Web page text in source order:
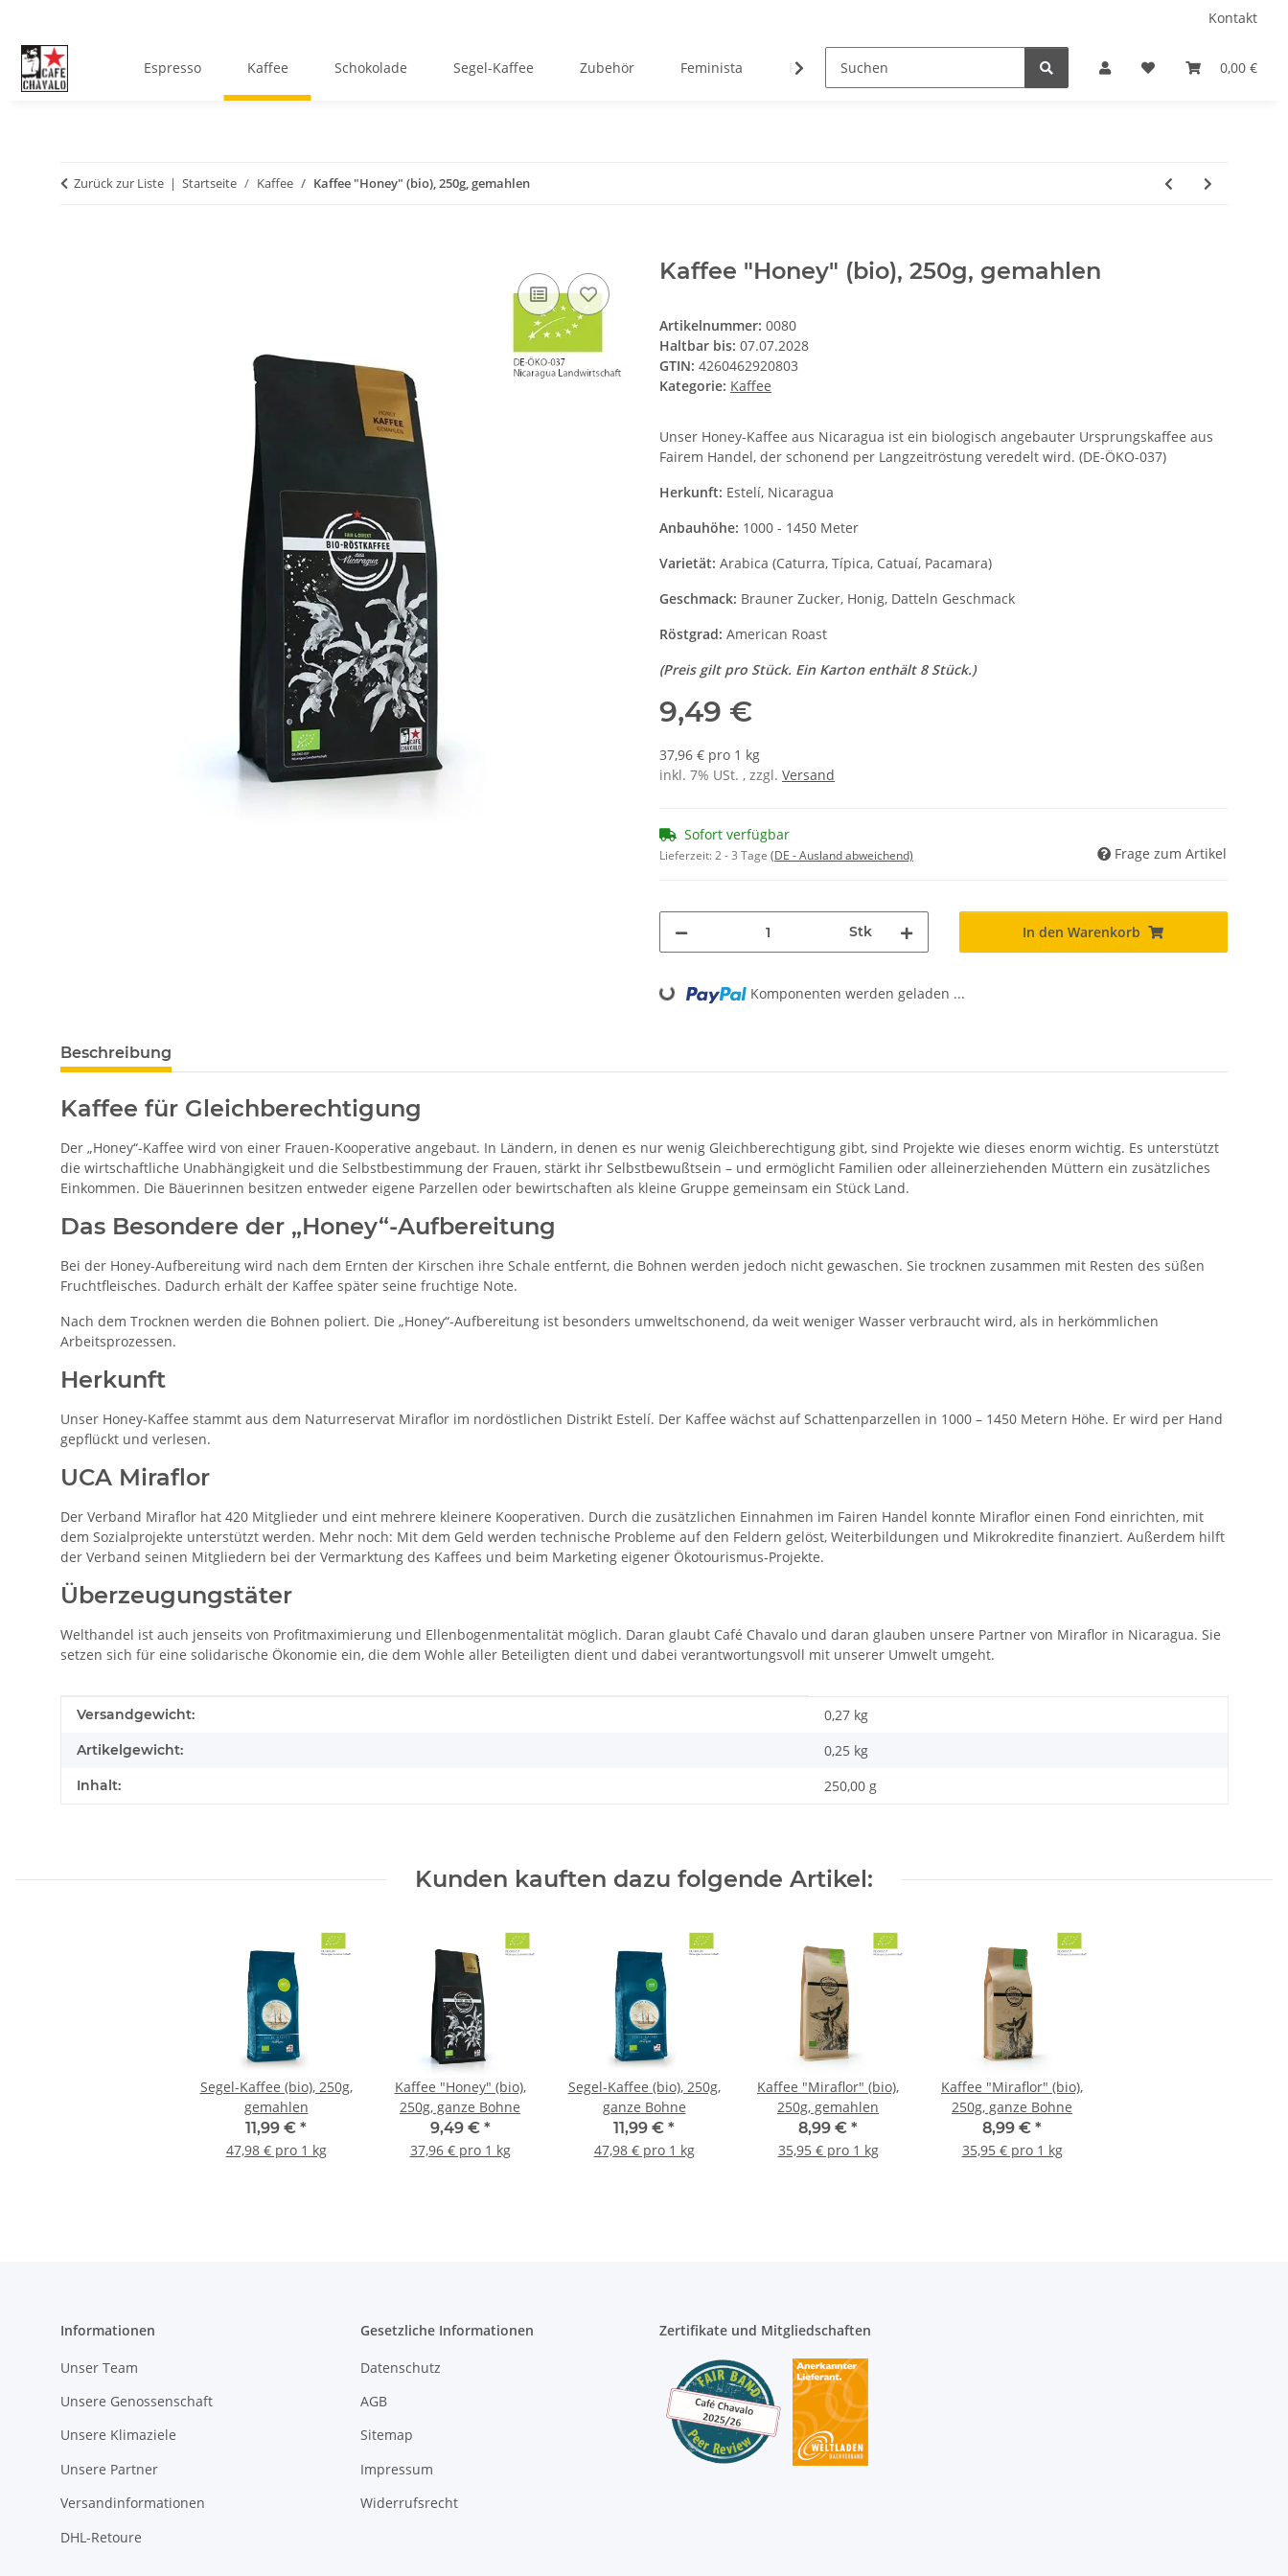
Kontakt
0,00 €
Espresso Kaffee Schokolade Segel-Kaffee Zubehör Feminista Projektkaffee Über Café Chavalo
Zurück zur Liste Startseite Kaffee Kaffee "Honey" (bio), 250g, gemahlen
Kaffee "Honey" (bio), 250g, gemahlen
Artikelnummer: 0080
Haltbar bis: 07.07.2028
GTIN: 4260462920803
Kategorie: Kaffee
Unser Honey-Kaffee aus Nicaragua ist ein biologisch angebauter Ursprungskaffee aus
Fairem Handel, der schonend per Langzeitröstung veredelt wird. (DE-ÖKO-037)
Herkunft: Estelí, Nicaragua
Anbauhöhe: 1000 - 1450 Meter
Varietät: Arabica (Caturra, Típica, Catuaí, Pacamara)
Geschmack: Brauner Zucker, Honig, Datteln Geschmack
Röstgrad: American Roast
(Preis gilt pro Stück. Ein Karton enthält 8 Stück.)
9,49 €
37,96 € pro 1 kg
inkl. 7% USt. , zzgl. Versand
Sofort verfügbar
Lieferzeit:2 - 3 Tage (DE - Ausland abweichend) Frage zum Artikel
Stk In den Warenkorb
Loading... Komponenten werden geladen ...
Beschreibung
Kaffee für Gleichberechtigung
Der „Honey“-Kaffee wird von einer Frauen-Kooperative angebaut. In Ländern, in denen es nur wenig Gleichberechtigung gibt, sind Projekte wie dieses enorm wichtig. Es unterstützt
die wirtschaftliche Unabhängigkeit und die Selbstbestimmung der Frauen, stärkt ihr Selbstbewußtsein – und ermöglicht Familien oder alleinerziehenden Müttern ein zusätzliches
Einkommen. Die Bäuerinnen besitzen entweder eigene Parzellen oder bewirtschaften als kleine Gruppe gemeinsam ein Stück Land.
Das Besondere der „Honey“-Aufbereitung
Bei der Honey-Aufbereitung wird nach dem Ernten der Kirschen ihre Schale entfernt, die Bohnen werden jedoch nicht gewaschen. Sie trocknen zusammen mit Resten des süßen
Fruchtfleisches. Dadurch erhält der Kaffee später seine fruchtige Note.
Nach dem Trocknen werden die Bohnen poliert. Die „Honey“-Aufbereitung ist besonders umweltschonend, da weit weniger Wasser verbraucht wird, als in herkömmlichen
Arbeitsprozessen.
Herkunft
Unser Honey-Kaffee stammt aus dem Naturreservat Miraflor im nordöstlichen Distrikt Estelí. Der Kaffee wächst auf Schattenparzellen in 1000 – 1450 Metern Höhe. Er wird per Hand
gepflückt und verlesen.
UCA Miraflor
Der Verband Miraflor hat 420 Mitglieder und eint mehrere kleinere Kooperativen. Durch die zusätzlichen Einnahmen im Fairen Handel konnte Miraflor einen Fond einrichten, mit
dem Sozialprojekte unterstützt werden. Mehr noch: Mit dem Geld werden technische Probleme auf den Feldern gelöst, Weiterbildungen und Mikrokredite finanziert. Außerdem hilft
der Verband seinen Mitgliedern bei der Vermarktung des Kaffees und beim Marketing eigener Ökotourismus-Projekte.
Überzeugungstäter
Welthandel ist auch jenseits von Profitmaximierung und Ellenbogenmentalität möglich. Daran glaubt Café Chavalo und daran glauben unsere Partner von Miraflor in Nicaragua. Sie
setzen sich für eine solidarische Ökonomie ein, die dem Wohle aller Beteiligten dient und dabei verantwortungsvoll mit unserer Umwelt umgeht.
Produkteigenschaft
Wert
Versandgewicht: 0,27 kg
Artikelgewicht: 0,25 kg
Inhalt: 250,00 g
Kunden kauften dazu folgende Artikel:
Segel-Kaffee (bio), 250g,
gemahlen
11,99 € *
47,98 € pro 1 kg
Kaffee "Honey" (bio),
250g, ganze Bohne
9,49 € *
37,96 € pro 1 kg
Segel-Kaffee (bio), 250g,
ganze Bohne
11,99 € *
47,98 € pro 1 kg
Kaffee "Miraflor" (bio),
250g, gemahlen
8,99 € *
35,95 € pro 1 kg
Kaffee "Miraflor" (bio),
250g, ganze Bohne
8,99 € *
35,95 € pro 1 kg
Informationen
Unser Team
Unsere Genossenschaft
Unsere Klimaziele
Unsere Partner
Versandinformationen
DHL-Retoure
Gesetzliche Informationen
Datenschutz
AGB
Sitemap
Impressum
Widerrufsrecht
Zertifikate und Mitgliedschaften